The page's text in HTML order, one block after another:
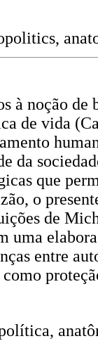
à noção
de vida
da
que
o
de
uma
entre